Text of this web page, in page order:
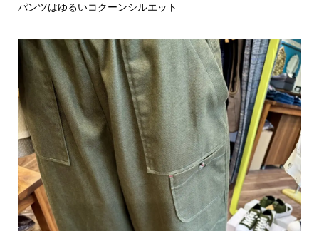
パンツはゆるいコクーンシルエット